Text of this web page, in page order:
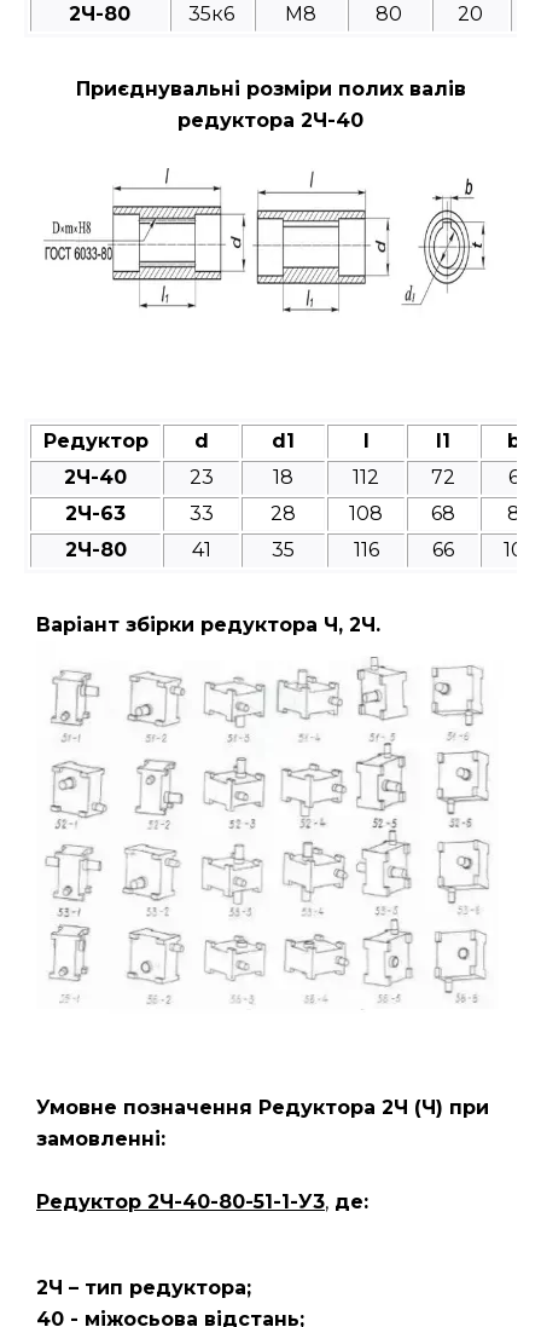
2Ч-80
35к6 M8 80 20
Приєднувальні розміри полих валів
редуктора 2Ч-40
Редуктор d d1 l l1
b
2Ч-40
23 18 112 72
6
2Ч-63
33 28 108 68
8
2Ч-80
41 35 116 66 10
Варіант збірки редуктора Ч, 2Ч.
Умовне позначення Редуктора 2Ч (Ч) при
замовленні:
Редуктор 2Ч-40-80-51-1-У3, де:
2Ч – тип редуктора;
40 - міжосьова відстань;